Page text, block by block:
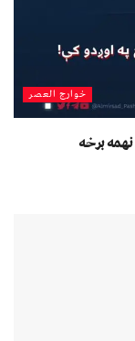
خوارج العصر
برخه